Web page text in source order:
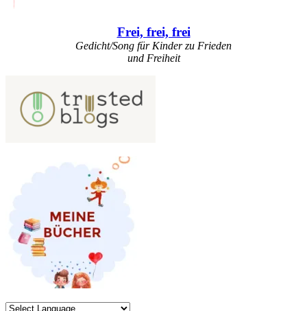
Frei, frei, frei
Gedicht/Song für Kinder zu Frieden
und Freiheit